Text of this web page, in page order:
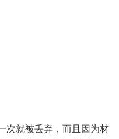
次就被丢弃，而且因为材